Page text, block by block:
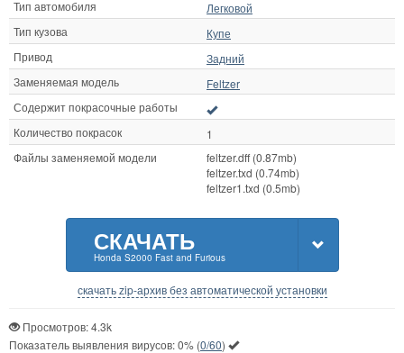
Тип автомобиля
Легковой
Тип кузова
Купе
Привод
Задний
Заменяемая модель
Feltzer
Содержит покрасочные работы
Количество покрасок
1
Файлы заменяемой модели
feltzer.dff (0.87mb)
feltzer.txd (0.74mb)
feltzer1.txd (0.5mb)
СКАЧАТЬ
Honda S2000 Fast and Furious
скачать zip-архив без автоматической установки
Просмотров: 4.3k
Показатель выявления вирусов:0% (0/60)